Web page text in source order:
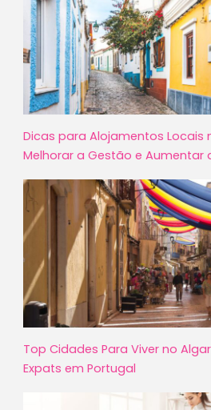
Dicas para Alojamentos Locais
Melhorar a Gestão e Aumentar
Top Cidades Para Viver no
Expats em Portugal